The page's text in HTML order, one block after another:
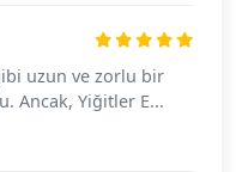
uzun ve zorlu bir
Ancak, Yiğitler E...